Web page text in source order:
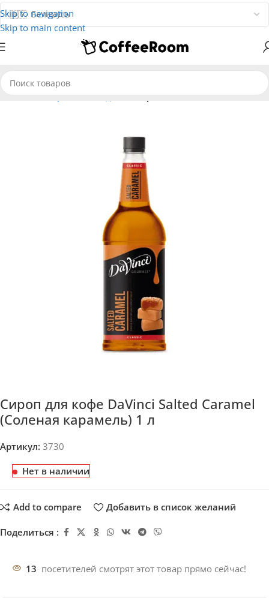
Skip to navigation
Skip to main content
Главная Сиропы и сладости Сиропы
Сироп для кофе DaVinci Salted Caramel
(Соленая карамель) 1 л
Артикул: 3730
Нет в наличии
Add to compare Добавить в список желаний
Поделиться :
13 посетителей смотрят этот товар прямо сейчас!